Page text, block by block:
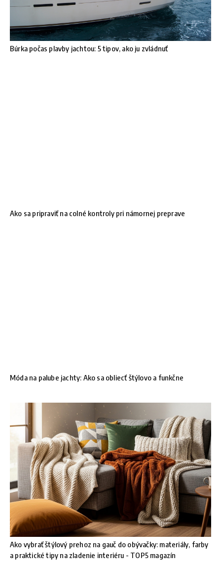
Búrka počas plavby jachtou: 5 tipov, ako ju zvládnuť
Ako sa pripraviť na colné kontroly pri námornej preprave
Móda na palube jachty: Ako sa obliecť štýlovo a funkčne
Ako vybrať štýlový prehoz na gauč do obývačky: materiály, farby
a praktické tipy na zladenie interiéru - TOP5 magazín